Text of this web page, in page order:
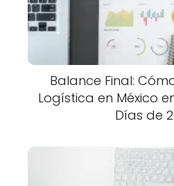
Balance Final:
Logística en México
Días de